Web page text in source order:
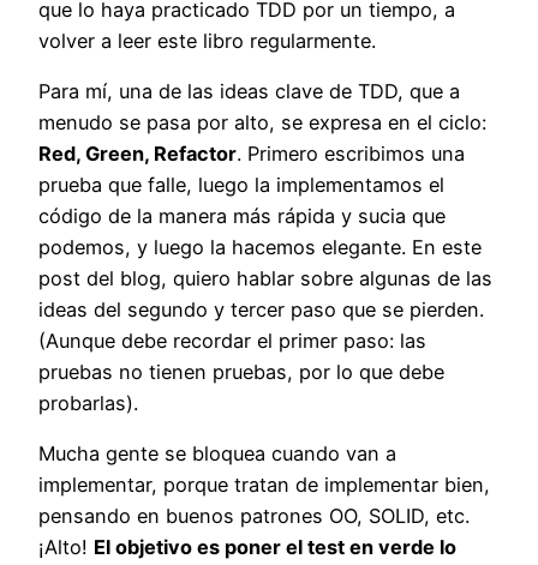
que lo haya practicado TDD por un tiempo, a
volver a leer este libro regularmente.
Para mí, una de las ideas clave de TDD, que a
menudo se pasa por alto, se expresa en el ciclo:
Red, Green, Refactor. Primero escribimos una
prueba que falle, luego la implementamos el
código de la manera más rápida y sucia que
podemos, y luego la hacemos elegante. En este
post del blog, quiero hablar sobre algunas de las
ideas del segundo y tercer paso que se pierden.
(Aunque debe recordar el primer paso: las
pruebas no tienen pruebas, por lo que debe
probarlas).
Mucha gente se bloquea cuando van a
implementar, porque tratan de implementar bien,
pensando en buenos patrones OO, SOLID, etc.
¡Alto! El objetivo es poner el test en verde lo